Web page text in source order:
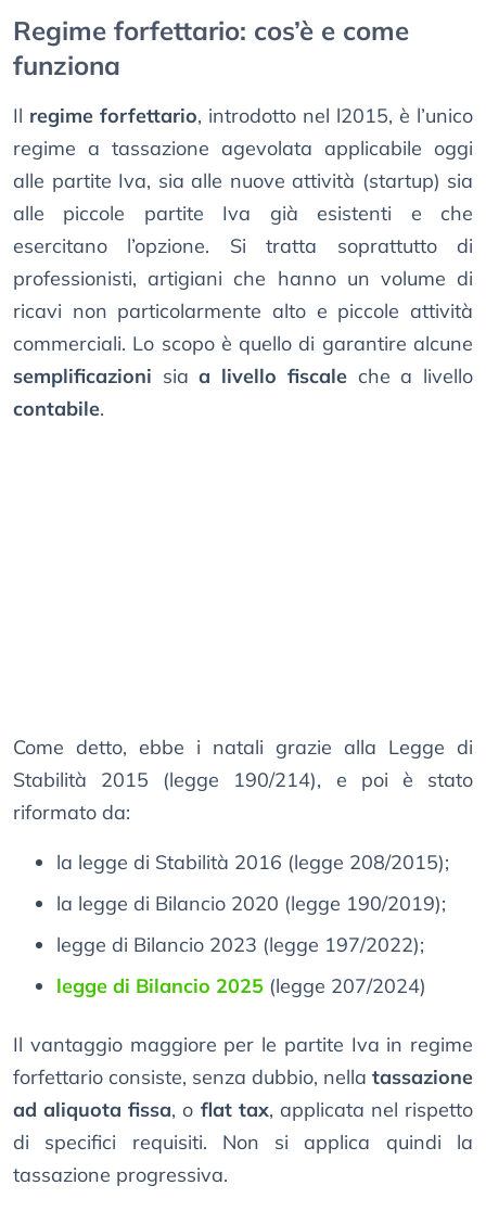
Regime forfettario: cos’è e come
funziona
Il regime forfettario, introdotto nel l2015, è l’unico
regime a tassazione agevolata applicabile oggi
alle partite Iva, sia alle nuove attività (startup) sia
alle piccole partite Iva già esistenti e che
esercitano l’opzione. Si tratta soprattutto di
professionisti, artigiani che hanno un volume di
ricavi non particolarmente alto e piccole attività
commerciali. Lo scopo è quello di garantire alcune
semplificazioni siaa livello fiscaleche a livello
contabile.
Come detto, ebbe i natali grazie alla Legge di
Stabilità 2015 (legge 190/214), e poi è stato
riformato da:
la legge di Stabilità 2016 (legge 208/2015);
la legge di Bilancio 2020 (legge 190/2019);
legge di Bilancio 2023 (legge 197/2022);
legge di Bilancio 2025 (legge 207/2024)
Il vantaggio maggiore per le partite Iva in regime
forfettario consiste, senza dubbio, nella tassazione
ad aliquota fissa, o flat tax, applicata nel rispetto
di specifici requisiti. Non si applica quindi la
tassazione progressiva.